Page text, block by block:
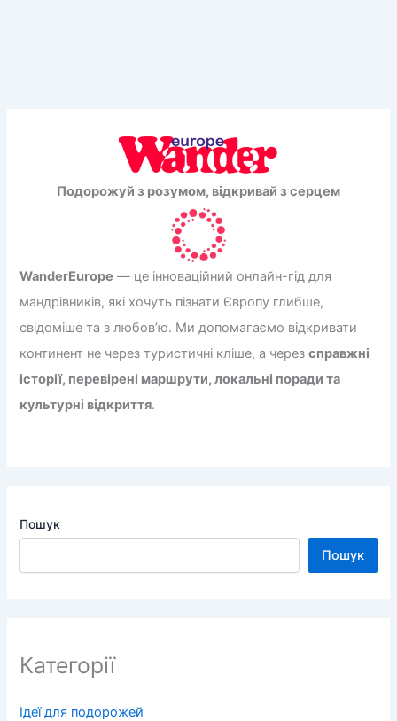
Подорожуй з розумом, відкривай з серцем
WanderEurope — це інноваційний онлайн-гід для
мандрівників, які хочуть пізнати Європу глибше,
свідоміше та з любов’ю. Ми допомагаємо відкривати
континент не через туристичні кліше, а черезсправжні
історії, перевірені маршрути, локальні поради та
культурні відкриття.
Пошук
Пошук
Категорії
Ідеї для подорожей